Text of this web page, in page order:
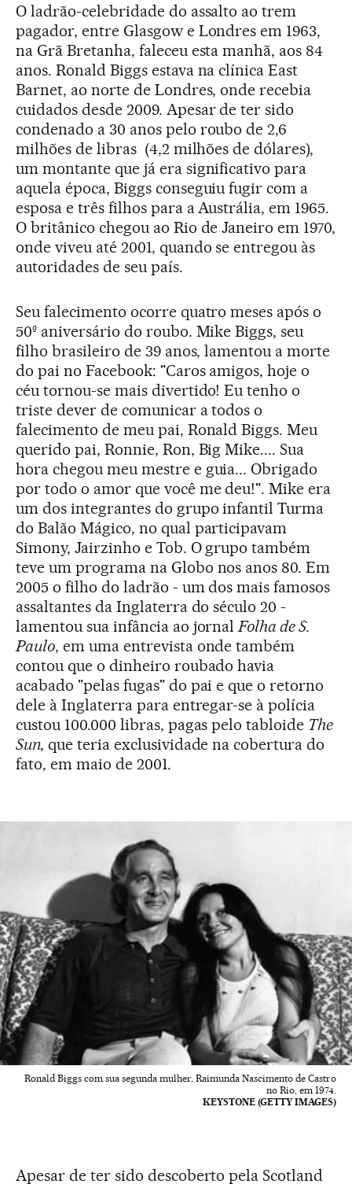
O ladrão-celebridade do assalto ao trem
pagador, entre Glasgow e Londres em 1963,
na Grã Bretanha, faleceu esta manhã, aos 84
anos. Ronald Biggs estava na clínica East
Barnet, ao norte de Londres, onde recebia
cuidados desde 2009. Apesar de ter sido
condenado a 30 anos pelo roubo de 2,6
milhões de libras (4,2 milhões de dólares),
um montante que já era significativo para
aquela época, Biggs conseguiu fugir com a
esposa e três filhos para a Austrália, em 1965.
O britânico chegou ao Rio de Janeiro em 1970,
onde viveu até 2001, quando se entregou às
autoridades de seu país.
Seu falecimento ocorre quatro meses após o
50º aniversário do roubo. Mike Biggs, seu
filho brasileiro de 39 anos, lamentou a morte
do pai no Facebook: "Caros amigos, hoje o
céu tornou-se mais divertido! Eu tenho o
triste dever de comunicar a todos o
falecimento de meu pai, Ronald Biggs. Meu
querido pai, Ronnie, Ron, Big Mike.... Sua
hora chegou meu mestre e guia... Obrigado
por todo o amor que você me deu!". Mike era
um dos integrantes do grupo infantil Turma
do Balão Mágico, no qual participavam
Simony, Jairzinho e Tob. O grupo também
teve um programa na Globo nos anos 80. Em
2005 o filho do ladrão - um dos mais famosos
assaltantes da Inglaterra do século 20 -
lamentou sua infância ao jornalFolha de S.
Paulo, em uma entrevista onde também
contou que o dinheiro roubado havia
acabado "pelas fugas" do pai e que o retorno
dele à Inglaterra para entregar-se à polícia
custou 100.000 libras, pagas pelo tabloide The
Sun, que teria exclusividade na cobertura do
fato, em maio de 2001.
Ronald Biggs com sua segunda mulher, Raimunda Nascimento de Castro
no Rio, em 1974.
KEYSTONE (GETTY IMAGES)
Apesar de ter sido descoberto pela Scotland